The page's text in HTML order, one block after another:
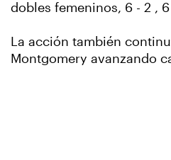
dobles femeninos, 6 - 2 ,
La acción también
Montgomery avanzando